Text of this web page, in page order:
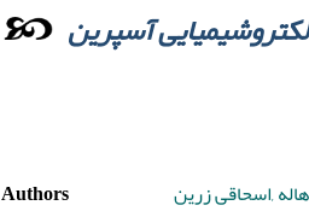
آسپرین
Authors
,اسحاقی زرین